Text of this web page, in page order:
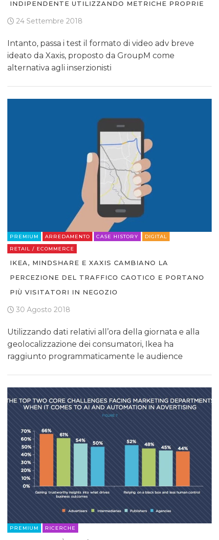
INDIPENDENTE UTILIZZANDO METRICHE PROPRIE
24 Settembre 2018
Intanto, passa i test il formato di video adv breve
ideato da Xaxis, proposto da GroupM come
alternativa agli inserzionisti
PREMIUM ARREDAMENTO CASE HISTORY
DIGITAL
RETAIL / ECOMMERCE
IKEA, MINDSHARE E XAXIS CAMBIANO LA
PERCEZIONE DEL TRAFFICO CAOTICO E PORTANO
PIÙ VISITATORI IN NEGOZIO
30 Agosto 2018
Utilizzando dati relativi all’ora della giornata e alla
geolocalizzazione dei consumatori, Ikea ha
raggiunto programmaticamente le audience
PREMIUM RICERCHE